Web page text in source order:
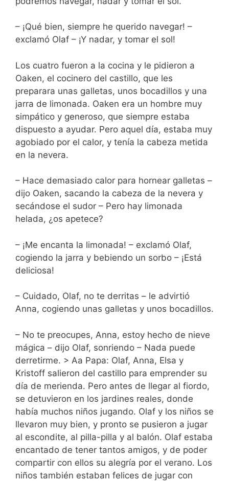
– ¡Qué bien, siempre he querido navegar! –
exclamó Olaf – ¡Y nadar, y tomar el sol!
Los cuatro fueron a la cocina y le pidieron a
Oaken, el cocinero del castillo, que les
preparara unas galletas, unos bocadillos y una
jarra de limonada. Oaken era un hombre muy
simpático y generoso, que siempre estaba
dispuesto a ayudar. Pero aquel día, estaba muy
agobiado por el calor, y tenía la cabeza metida
en la nevera.
– Hace demasiado calor para hornear galletas –
dijo Oaken, sacando la cabeza de la nevera y
secándose el sudor – Pero hay limonada
helada, ¿os apetece?
– ¡Me encanta la limonada! – exclamó Olaf,
cogiendo la jarra y bebiendo un sorbo – ¡Está
deliciosa!
– Cuidado, Olaf, no te derritas – le advirtió
Anna, cogiendo unas galletas y unos bocadillos.
– No te preocupes, Anna, estoy hecho de nieve
mágica – dijo Olaf, sonriendo – Nada puede
derretirme. > Aa Papa: Olaf, Anna, Elsa y
Kristoff salieron del castillo para emprender su
día de merienda. Pero antes de llegar al fiordo,
se detuvieron en los jardines reales, donde
había muchos niños jugando. Olaf y los niños se
llevaron muy bien, y pronto se pusieron a jugar
al escondite, al pilla-pilla y al balón. Olaf estaba
encantado de tener tantos amigos, y de poder
compartir con ellos su alegría por el verano. Los
niños también estaban felices de jugar con